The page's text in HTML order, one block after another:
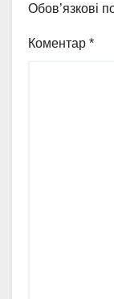
Обов’язкові
Коментар *